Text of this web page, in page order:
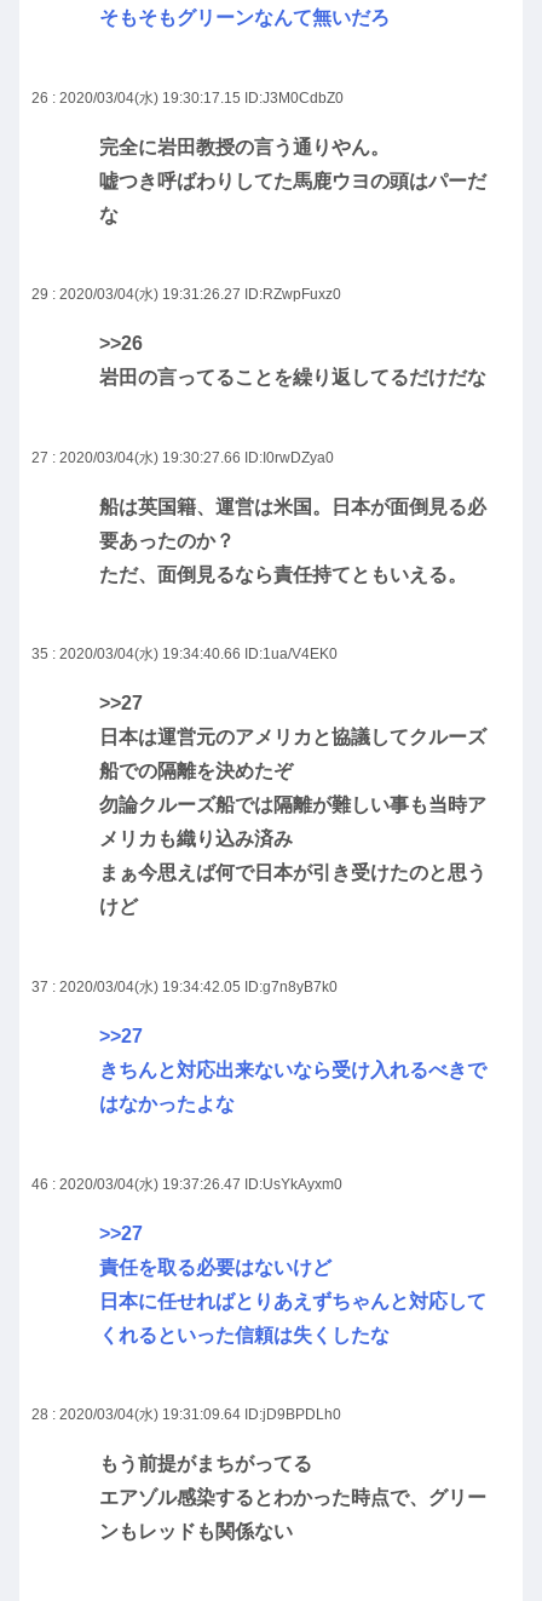
そもそもグリーンなんて無いだろ
26 : 2020/03/04(水) 19:30:17.15 ID:J3M0CdbZ0
完全に岩田教授の言う通りやん。
嘘つき呼ばわりしてた馬鹿ウヨの頭はパーだ
な
29 : 2020/03/04(水) 19:31:26.27 ID:RZwpFuxz0
>>26
岩田の言ってることを繰り返してるだけだな
27 : 2020/03/04(水) 19:30:27.66 ID:I0rwDZya0
船は英国籍、運営は米国。日本が面倒見る必
要あったのか？
ただ、面倒見るなら責任持てともいえる。
35 : 2020/03/04(水) 19:34:40.66 ID:1ua/V4EK0
>>27
日本は運営元のアメリカと協議してクルーズ
船での隔離を決めたぞ
勿論クルーズ船では隔離が難しい事も当時ア
メリカも織り込み済み
まぁ今思えば何で日本が引き受けたのと思う
けど
37 : 2020/03/04(水) 19:34:42.05 ID:g7n8yB7k0
>>27
きちんと対応出来ないなら受け入れるべきで
はなかったよな
46 : 2020/03/04(水) 19:37:26.47 ID:UsYkAyxm0
>>27
責任を取る必要はないけど
日本に任せればとりあえずちゃんと対応して
くれるといった信頼は失くしたな
28 : 2020/03/04(水) 19:31:09.64 ID:jD9BPDLh0
もう前提がまちがってる
エアゾル感染するとわかった時点で、グリー
ンもレッドも関係ない